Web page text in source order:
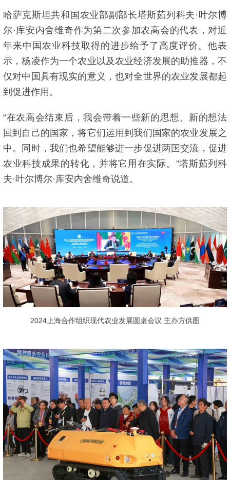
哈萨克斯坦共和国农业部副部长塔斯茹列科夫·叶尔博
尔·库安内舍维奇作为第二次参加农高会的代表，对近
年来中国农业科技取得的进步给予了高度评价。他表
示，杨凌作为一个农业以及农业经济发展的助推器，不
仅对中国具有现实的意义，也对全世界的农业发展都起
到促进作用。
“在农高会结束后，我会带着一些新的思想、新的想法
回到自己的国家，将它们运用到我们国家的农业发展之
中。同时，我们也希望能够进一步促进两国交流，促进
农业科技成果的转化，并将它用在实际。”塔斯茹列科
夫·叶尔博尔·库安内舍维奇说道。
2024上海合作组织现代农业发展圆桌会议 主办方供图